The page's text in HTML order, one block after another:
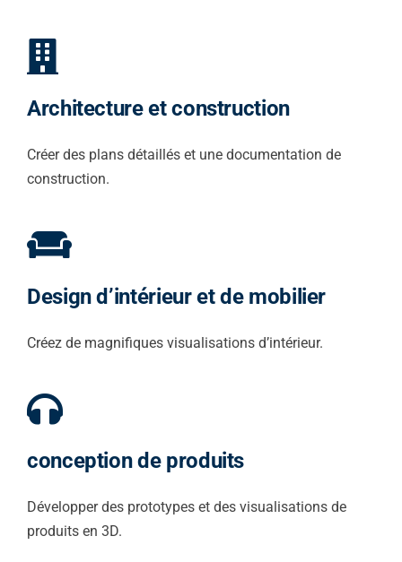
Architecture et construction
Créer des plans détaillés et une documentation de
construction.
Design d’intérieur et de mobilier
Créez de magnifiques visualisations d’intérieur.
conception de produits
Développer des prototypes et des visualisations de
produits en 3D.